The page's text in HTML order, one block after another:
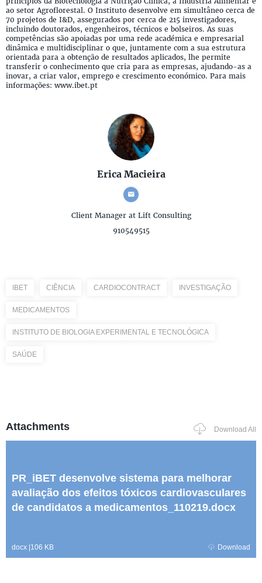
ao setor Agroflorestal. O Instituto desenvolve em simultâneo cerca de
70 projetos de I&D, assegurados por cerca de 215 investigadores,
incluindo doutorados, engenheiros, técnicos e bolseiros. As suas
competências são apoiadas por uma rede académica e empresarial
dinâmica e multidisciplinar o que, juntamente com a sua estrutura
orientada para a obtenção de resultados aplicados, lhe permite
transferir o conhecimento que cria para as empresas, ajudando-as a
inovar, a criar valor, emprego e crescimento económico. Para mais
informações: www.ibet.pt
Erica Macieira
Client Managerat Lift Consulting
910549515
IBET CIÊNCIA CARDIOCONTRACT INVESTIGAÇÃO
MEDICAMENTOS
INSTITUTO DE BIOLOGIA EXPERIMENTAL E TECNOLÓGICA
SAÚDE
Attachments Download All
PR_iBET desenvolve sistema para melhorar
avaliação dos efeitos tóxicos cardiovasculares
de candidatos a medicamentos_110219.docx
docx 106 KB Download